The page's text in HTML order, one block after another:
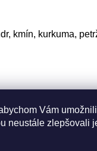
Vám
neustále zlepšovali
kmín, kurkuma,